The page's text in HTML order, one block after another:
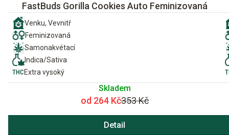
FastBuds Gorilla Cookies Auto Feminizovaná
Venku, Vevnitř
Feminizovaná
Samonakvétací
Indica/Sativa
Extra vysoký
Skladem
od 264 Kč353 Kč
Detail